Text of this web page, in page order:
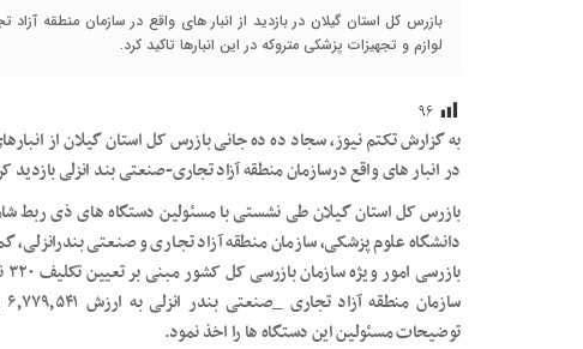
بازرس کل استان گیلان در بازدید از انبار های واقع در سازمان منطقه
لوازم و تجهیزات پزشکی متروکه در این انبارها تاکید کرد.
۹۶
به گزارش تکتم نیوز، سجاد ده ده جانی بازرس کل استان گیلان از
در انبار های واقع درسازمان منطقه آزاد تجاری-صنعتی بند انزلی بازدید
بازرس کل استان گیلان طی نشستی با مسئولین دستگاه های ذی ربط
دانشگاه علوم پزشکی، سازمان منطقه آزاد تجاری و صنعتی بندرانزلی،
توضیحات مسئولین این دستگاه ها را اخذ نمود.